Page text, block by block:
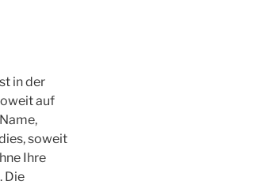
in der
auf
soweit
Ihre
Die